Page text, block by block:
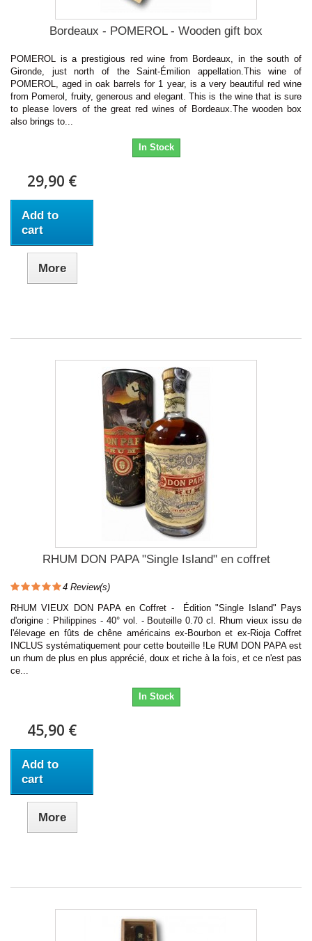
Bordeaux - POMEROL - Wooden gift box
POMEROL is a prestigious red wine from Bordeaux, in the south of
Gironde, just north of the Saint-Émilion appellation.This wine of
POMEROL, aged in oak barrels for 1 year, is a very beautiful red wine
from Pomerol, fruity, generous and elegant. This is the wine that is sure
to please lovers of the great red wines of Bordeaux.The wooden box
also brings to...
In Stock
29,90 €
Add to
cart
More
RHUM DON PAPA "Single Island" en coffret
4 Review(s)
RHUM VIEUX DON PAPA en Coffret - Édition "Single Island" Pays
d'origine : Philippines - 40° vol. - Bouteille 0.70 cl. Rhum vieux issu de
l'élevage en fûts de chêne américains ex-Bourbon et ex-Rioja Coffret
INCLUS systématiquement pour cette bouteille !Le RUM DON PAPA est
un rhum de plus en plus apprécié, doux et riche à la fois, et ce n'est pas
ce...
In Stock
45,90 €
Add to
cart
More